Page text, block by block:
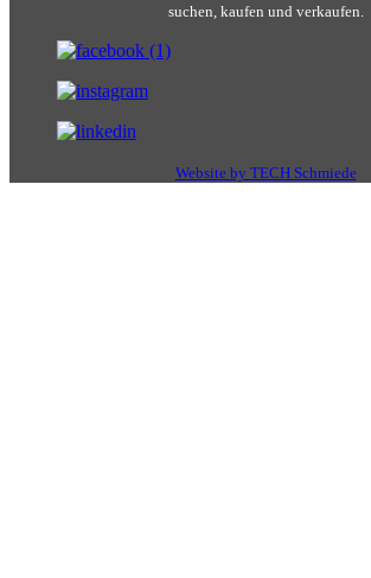
suchen, kaufen und verkaufen.
Website by TECH Schmiede